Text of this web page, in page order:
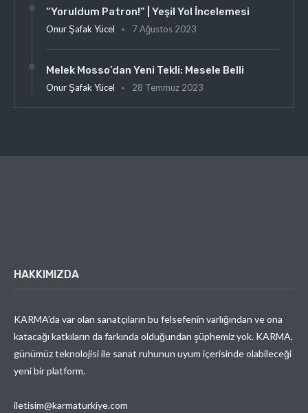
“Yoruldum Patron!” | Yeşil Yol İncelemesi
Onur Şafak Yücel 7 Ağustos 2023
Melek Mosso’dan Yeni Tekli: Mesele Belli
Onur Şafak Yücel 28 Temmuz 2023
HAKKIMIZDA
KARMA’da var olan sanatçıların bu felsefenin varlığından ve ona
katacağı katkıların da farkında olduğundan şüphemiz yok. KARMA,
günümüz teknolojisi ile sanat ruhunun uyum içerisinde olabileceği
yeni bir platform.
iletisim@karmaturkiye.com